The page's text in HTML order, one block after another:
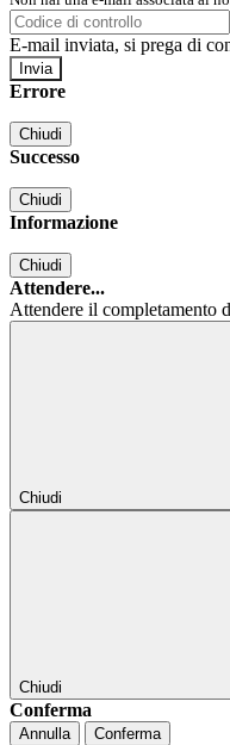
E-mail inviata, si prega di
Errore
Chiudi
Successo
Chiudi
Informazione
Chiudi
Attendere...
Attendere il completamento
Chiudi
Chiudi
Conferma
Annulla Conferma